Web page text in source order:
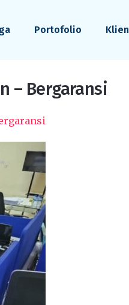
Portofolio Klien
– Bergaransi